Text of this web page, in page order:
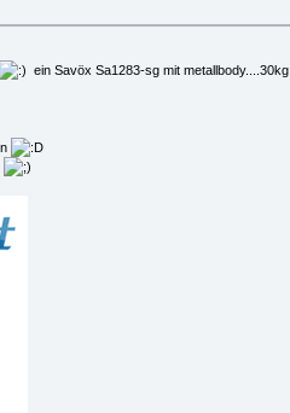
ein Savöx Sa1283-sg mit